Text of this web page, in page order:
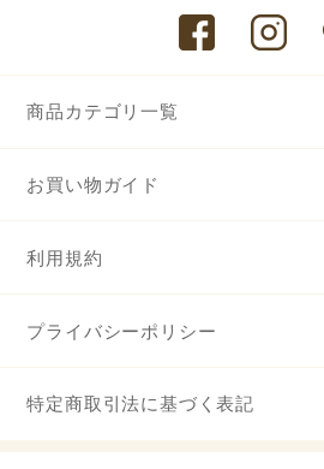
商品カテゴリ一覧
お買い物ガイド
利用規約
プライバシーポリシー
特定商取引法に基づく表記